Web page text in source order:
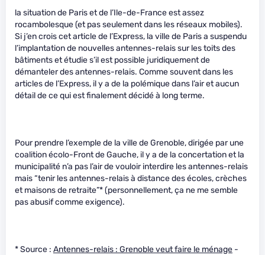
la situation de Paris et de l’Ile-de-France est assez
rocambolesque (et pas seulement dans les réseaux mobiles).
Si j’en crois cet article de l’Express, la ville de Paris a suspendu
l’implantation de nouvelles antennes-relais sur les toits des
bâtiments et étudie s’il est possible juridiquement de
démanteler des antennes-relais. Comme souvent dans les
articles de l’Express, il y a de la polémique dans l’air et aucun
détail de ce qui est finalement décidé à long terme.
Pour prendre l’exemple de la ville de Grenoble, dirigée par une
coalition écolo-Front de Gauche, il y a de la concertation et la
municipalité n’a pas l’air de vouloir interdire les antennes-relais
mais “tenir les antennes-relais à distance des écoles, crèches
et maisons de retraite”* (personnellement, ça ne me semble
pas abusif comme exigence).
* Source : Antennes-relais : Grenoble veut faire le ménage -